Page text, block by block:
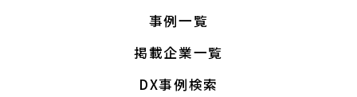
事例一覧
掲載企業一覧
DX事例検索